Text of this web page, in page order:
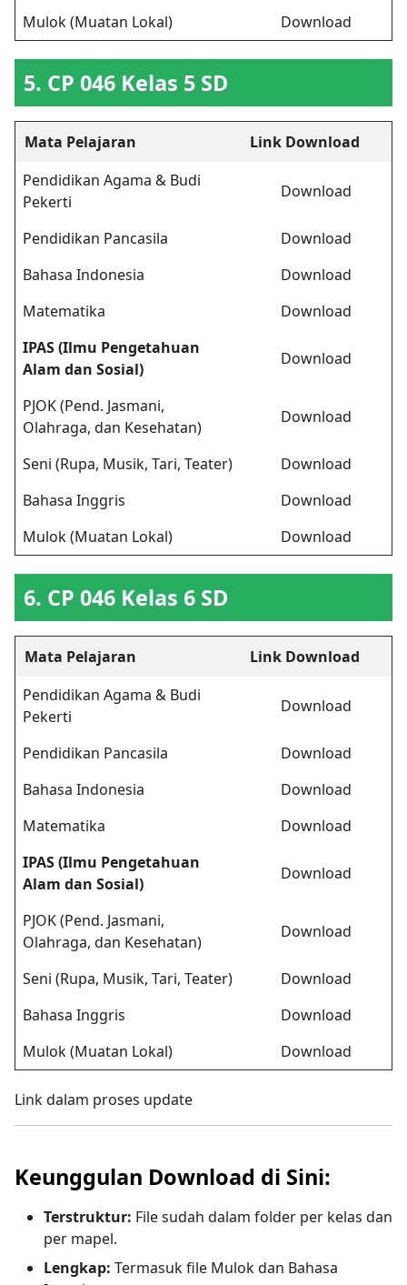
Mulok (Muatan Lokal)
Download
5. CP 046 Kelas 5 SD
Mata Pelajaran
Link Download
Pendidikan Agama & Budi
Pekerti
Download
Pendidikan Pancasila
Download
Bahasa Indonesia
Download
Matematika
Download
IPAS (Ilmu Pengetahuan
Alam dan Sosial)
Download
PJOK (Pend. Jasmani,
Olahraga, dan Kesehatan)
Download
Seni (Rupa, Musik, Tari, Teater)
Download
Bahasa Inggris
Download
Mulok (Muatan Lokal)
Download
6. CP 046 Kelas 6 SD
Mata Pelajaran
Link Download
Pendidikan Agama & Budi
Pekerti
Download
Pendidikan Pancasila
Download
Bahasa Indonesia
Download
Matematika
Download
IPAS (Ilmu Pengetahuan
Alam dan Sosial)
Download
PJOK (Pend. Jasmani,
Olahraga, dan Kesehatan)
Download
Seni (Rupa, Musik, Tari, Teater)
Download
Bahasa Inggris
Download
Mulok (Muatan Lokal)
Download
Link dalam proses update
Keunggulan Download di Sini:
Terstruktur: File sudah dalam folder per kelas dan
per mapel.
Lengkap: Termasuk file Mulok dan Bahasa